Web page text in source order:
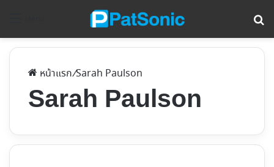
หน้าแรก/Sarah Paulson
Sarah Paulson